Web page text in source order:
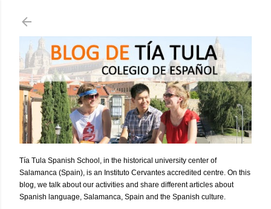
Tía Tula Spanish School, in the historical university center of
Salamanca (Spain), is an Instituto Cervantes accredited centre. On this
blog, we talk about our activities and share different articles about
Spanish language, Salamanca, Spain and the Spanish culture.